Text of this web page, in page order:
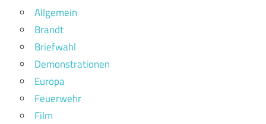
Allgemein
Brandt
Briefwahl
Demonstrationen
Europa
Feuerwehr
Film